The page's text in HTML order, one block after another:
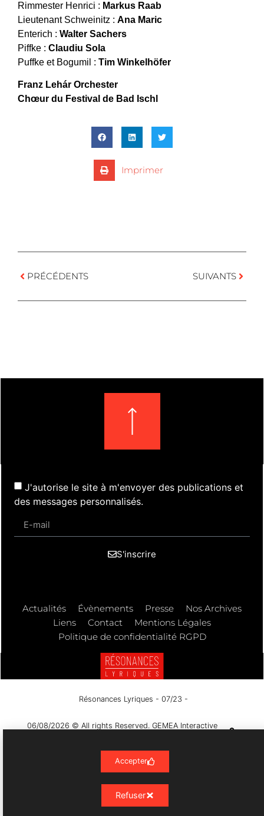
Rimmester Henrici : Markus Raab
Lieutenant Schweinitz : Ana Maric
Enterich : Walter Sachers
Piffke : Claudiu Sola
Puffke et Bogumil : Tim Winkelhöfer
Franz Lehár Orchester
Chœur du Festival de Bad Ischl
Imprimer
PRÉCÉDENTS SUIVANTS
J'autorise le site à m'envoyer des publications et
des messages personnalisés.
S'inscrire
Actualités Évènements Presse
Nos Archives
Liens
Contact
Mentions Légales
Politique de confidentialité RGPD
Résonances Lyriques - 07/23 -
06/08/2026 © All rights Reserved. GEMEA Interactive
Accepter
Refuser